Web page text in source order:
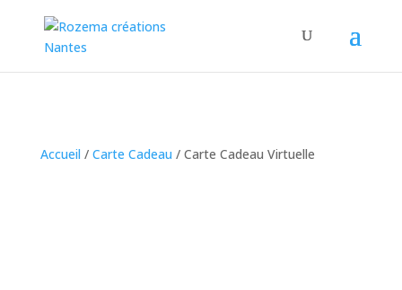
Accueil / Carte Cadeau / Carte Cadeau Virtuelle